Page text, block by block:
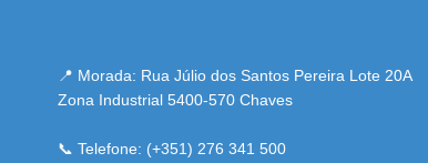
📍 Morada: Rua Júlio dos Santos Pereira Lote 20A
Zona Industrial 5400-570 Chaves
📞 Telefone: (+351) 276 341 500